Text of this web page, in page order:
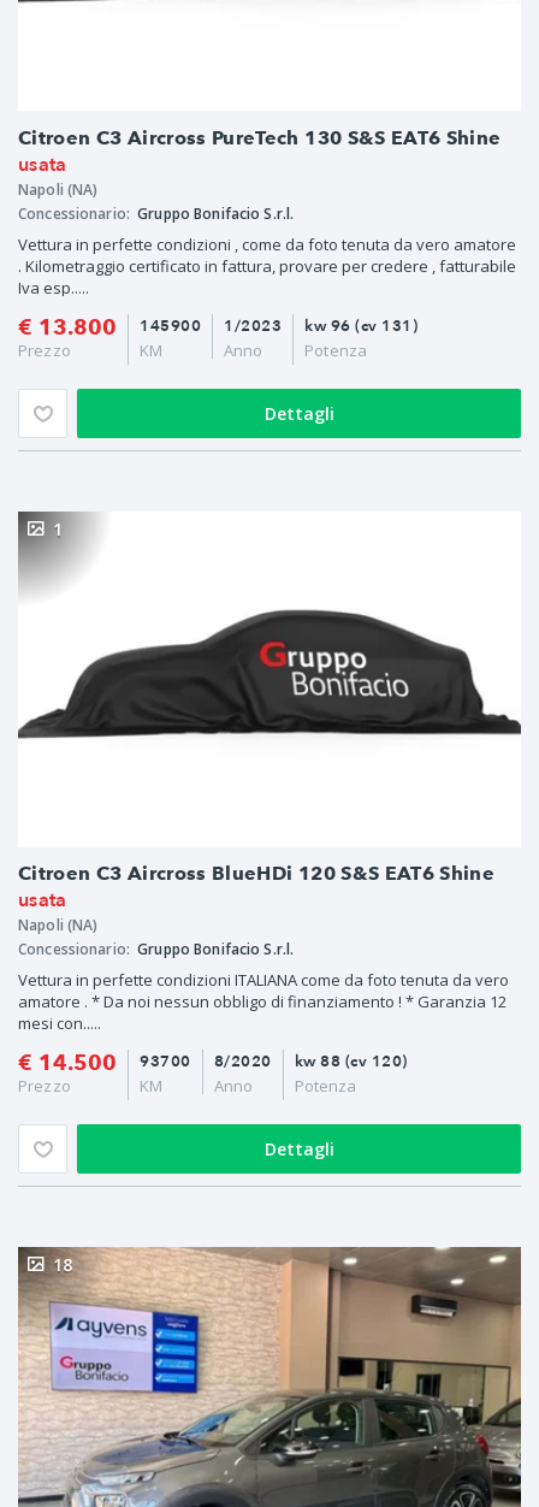
Citroen C3 Aircross PureTech 130 S&S EAT6 Shine
usata
Napoli (NA)
Concessionario: Gruppo Bonifacio S.r.l.
Vettura in perfette condizioni , come da foto tenuta da vero amatore
. Kilometraggio certificato in fattura, provare per credere , fatturabile
Iva esp.....
€ 13.800
Prezzo
1/2023
Anno
145900
KM
kw 96 (cv 131)
Potenza
Dettagli
Citroen C3 Aircross BlueHDi 120 S&S EAT6 Shine
usata
1
Napoli (NA)
Concessionario: Gruppo Bonifacio S.r.l.
Vettura in perfette condizioni ITALIANA come da foto tenuta da vero
amatore . * Da noi nessun obbligo di finanziamento ! * Garanzia 12
mesi con.....
€ 14.500
Prezzo
8/2020
Anno
93700
KM
kw 88 (cv 120)
Potenza
Dettagli
18